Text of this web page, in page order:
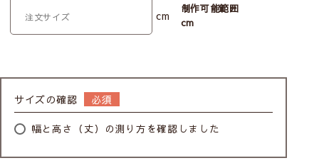
cm
制作可能範囲
cm
サイズの確認
幅と高さ（丈）の測り方を確認しました